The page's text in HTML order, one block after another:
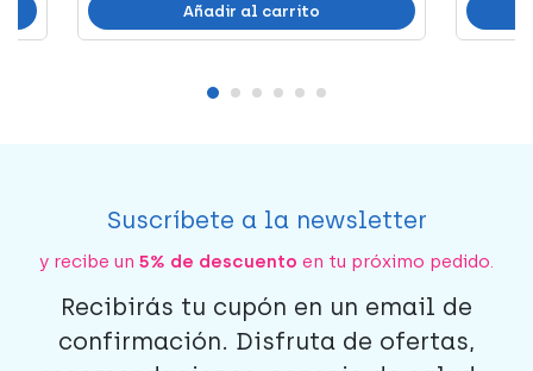
Añadir al carrito
Suscríbete a la newsletter
y recibe un 5% de descuento en tu próximo pedido.
Recibirás tu cupón en un email de
confirmación. Disfruta de ofertas,